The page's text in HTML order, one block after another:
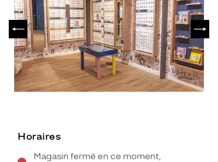
PRÉCÉDENT
Horaires
Magasin fermé en ce moment,